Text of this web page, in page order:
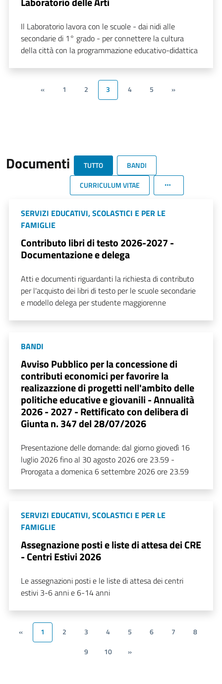
Il Laboratorio lavora con le scuole - dai nidi alle
secondarie di 1° grado - per connettere la cultura
della città con la programmazione educativo-didattica
« 1 2 3 4 5 »
Documenti TUTTO
BANDI
CURRICULUM VITAE
SERVIZI EDUCATIVI, SCOLASTICI E PER LE
FAMIGLIE
Contributo libri di testo 2026-2027 -
Documentazione e delega
Atti e documenti riguardanti la richiesta di contributo
per l'acquisto dei libri di testo per le scuole secondarie
e modello delega per studente maggiorenne
BANDI
Avviso Pubblico per la concessione di
contributi economici per favorire la
realizazzione di progetti nell'ambito delle
politiche educative e giovanili - Annualità
2026 - 2027 - Rettificato con delibera di
Giunta n. 347 del 28/07/2026
Presentazione delle domande: dal giorno giovedì 16
luglio 2026 fino al 30 agosto 2026 ore 23.59 -
Prorogata a domenica 6 settembre 2026 ore 23.59
SERVIZI EDUCATIVI, SCOLASTICI E PER LE
FAMIGLIE
Assegnazione posti e liste di attesa dei CRE
- Centri Estivi 2026
Le assegnazioni posti e le liste di attesa dei centri
estivi 3-6 anni e 6-14 anni
« 1 2 3 4 5 6 7
8
9
10 »